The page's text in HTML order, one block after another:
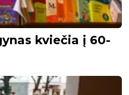
kviečia į 60-